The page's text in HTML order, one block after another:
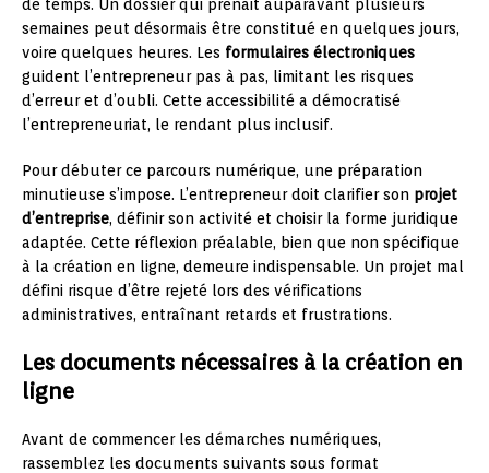
de temps. Un dossier qui prenait auparavant plusieurs
semaines peut désormais être constitué en quelques jours,
voire quelques heures. Les formulaires électroniques
guident l’entrepreneur pas à pas, limitant les risques
d’erreur et d’oubli. Cette accessibilité a démocratisé
l’entrepreneuriat, le rendant plus inclusif.
Pour débuter ce parcours numérique, une préparation
minutieuse s’impose. L’entrepreneur doit clarifier son projet
d’entreprise, définir son activité et choisir la forme juridique
adaptée. Cette réflexion préalable, bien que non spécifique
à la création en ligne, demeure indispensable. Un projet mal
défini risque d’être rejeté lors des vérifications
administratives, entraînant retards et frustrations.
Les documents nécessaires à la création en
ligne
Avant de commencer les démarches numériques,
rassemblez les documents suivants sous format